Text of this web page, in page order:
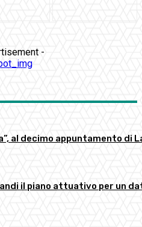
-
al decimo appuntamento di
il piano attuativo per un